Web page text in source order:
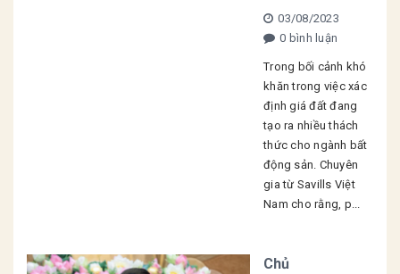
03/08/2023
0 bình luận
Trong bối cảnh khó
khăn trong việc xác
định giá đất đang
tạo ra nhiều thách
thức cho ngành bất
động sản. Chuyên
gia từ Savills Việt
Nam cho rằng, p...
Chủ